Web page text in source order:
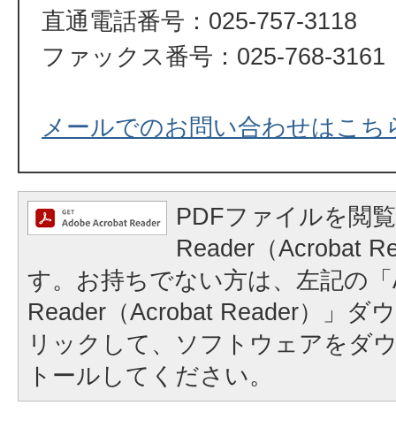
直通電話番号：025-757-3118
ファックス番号：025-768-3161
メールでのお問い合わせはこち
PDFファイルを閲
Reader（Acrobat
す。お持ちでない方は、左記の
Reader（Acrobat Reader）」ダ
リックして、ソフトウェアをダ
トールしてください。